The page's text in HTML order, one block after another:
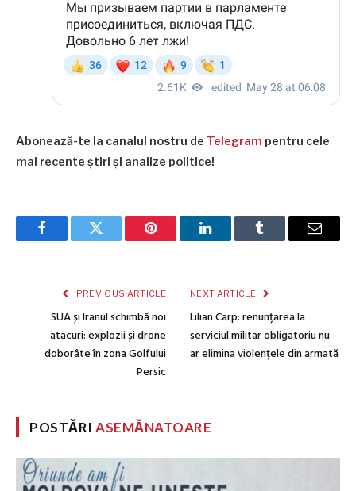
Abonează-te la canalul nostru de Telegram pentru cele
mai recente știri și analize politice!
FacebookTwitter Pinterest LinkedInTumblr Email
PREVIOUS ARTICLE
SUA și Iranul schimbă noi
atacuri: explozii și drone
doborâte în zona Golfului
Persic
NEXT ARTICLE
Lilian Carp: renunțarea la
serviciul militar obligatoriu nu
ar elimina violențele din armată
POSTĂRIASEMĂNATOARE